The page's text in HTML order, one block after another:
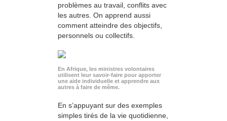
problèmes au travail, conflits avec
les autres. On apprend aussi
comment atteindre des objectifs,
personnels ou collectifs.
En Afrique, les ministres volontaires
utilisent leur savoir-faire pour apporter
une aide individuelle et apprendre aux
autres à faire de même.
En s’appuyant sur des exemples
simples tirés de la vie quotidienne,